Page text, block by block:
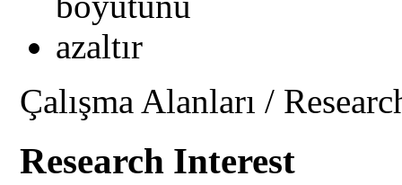
Çalışma Alanları /
Research Interest